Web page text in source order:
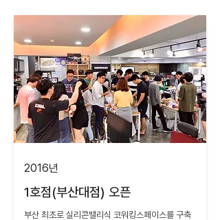
2016년
1호점(부산대점) 오픈
부산 최초로 실리콘밸리식 코워킹스페이스를 구축